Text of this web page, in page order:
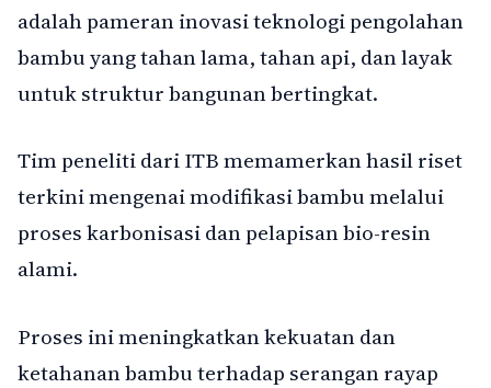
adalah pameran inovasi teknologi pengolahan
bambu yang tahan lama, tahan api, dan layak
untuk struktur bangunan bertingkat.
Tim peneliti dari ITB memamerkan hasil riset
terkini mengenai modifikasi bambu melalui
proses karbonisasi dan pelapisan bio-resin
alami.
Proses ini meningkatkan kekuatan dan
ketahanan bambu terhadap serangan rayap